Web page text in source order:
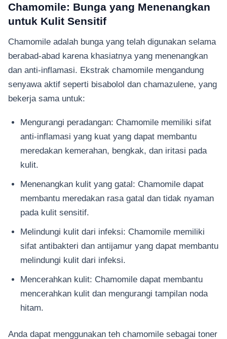
Chamomile: Bunga yang Menenangkan
untuk Kulit Sensitif
Chamomile adalah bunga yang telah digunakan selama
berabad-abad karena khasiatnya yang menenangkan
dan anti-inflamasi. Ekstrak chamomile mengandung
senyawa aktif seperti bisabolol dan chamazulene, yang
bekerja sama untuk:
Mengurangi peradangan: Chamomile memiliki sifat
anti-inflamasi yang kuat yang dapat membantu
meredakan kemerahan, bengkak, dan iritasi pada
kulit.
Menenangkan kulit yang gatal: Chamomile dapat
membantu meredakan rasa gatal dan tidak nyaman
pada kulit sensitif.
Melindungi kulit dari infeksi: Chamomile memiliki
sifat antibakteri dan antijamur yang dapat membantu
melindungi kulit dari infeksi.
Mencerahkan kulit: Chamomile dapat membantu
mencerahkan kulit dan mengurangi tampilan noda
hitam.
Anda dapat menggunakan teh chamomile sebagai toner